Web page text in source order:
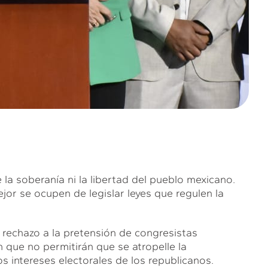
soberanía ni la libertad del pueblo mexicano.
se ocupen de legislar leyes que regulen la
a la pretensión de congresistas
no permitirán que se atropelle la
intereses electorales de los republicanos.